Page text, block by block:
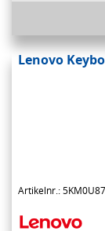
Lenovo
Artikelnr.: